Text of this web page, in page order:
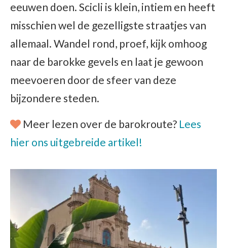
eeuwen doen. Scicli is klein, intiem en heeft
misschien wel de gezelligste straatjes van
allemaal. Wandel rond, proef, kijk omhoog
naar de barokke gevels en laat je gewoon
meevoeren door de sfeer van deze
bijzondere steden.
Meer lezen over de barokroute? Lees
hier ons uitgebreide artikel!